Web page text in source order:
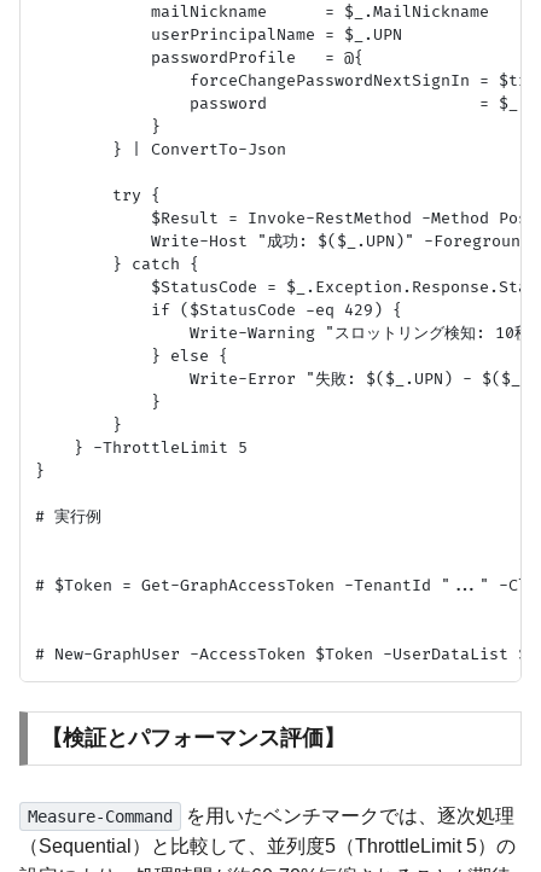
            mailNickname      = $_.MailNickname
            userPrincipalName = $_.UPN
            passwordProfile   = @{
forceChangePasswordNextSignIn =
password                      =
            }
        } | ConvertTo-Json
        try {
$Result = Invoke-RestMethod -Method
Write-Host "成功: $($_.UPN)" -
        } catch {
$StatusCode =
            if ($StatusCode -eq 429) {
Write-Warning "スロットリング検知: 10秒待
            } else {
Write-Error "失敗: $($_.UPN) -
            }
        }
    } -ThrottleLimit 5
}
# 実行例
# $Token = Get-GraphAccessToken -TenantId
【検証とパフォーマンス評価】
Measure-Command
を用いたベンチマークでは、逐次処理
（Sequential）と比較して、並列度5（ThrottleLimit 5）の